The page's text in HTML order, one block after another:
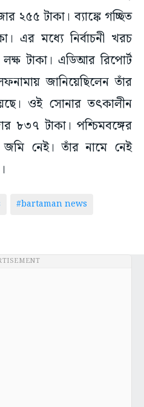
২৫৫ টাকা। ব্যাঙ্কে গচ্ছিত
এর মধ্যে নির্বাচনী খরচ
টাকা। এডিআর রিপোর্ট
জানিয়েছিলেন তাঁর
ওই সোনার তৎকালীন
৮৩৭ টাকা। পশ্চিমবঙ্গের
জমি নেই। তাঁর নামে নেই
#bartaman news